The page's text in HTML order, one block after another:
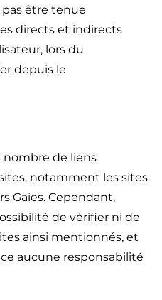
être tenue
directs et indirects
lors du
depuis le
de liens
notamment les sites
Gaies. Cependant,
de vérifier ni de
ainsi mentionnés, et
aucune responsabilité